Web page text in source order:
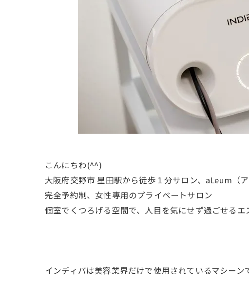
こんにちわ(^^)
大阪府交野市 星田駅から徒歩１分サロン、aLeum（
完全予約制、女性専用のプライベートサロン
個室でくつろげる空間で、人目を気にせず過ごせるエ
インディバは美容業界だけで使用されているマシーン